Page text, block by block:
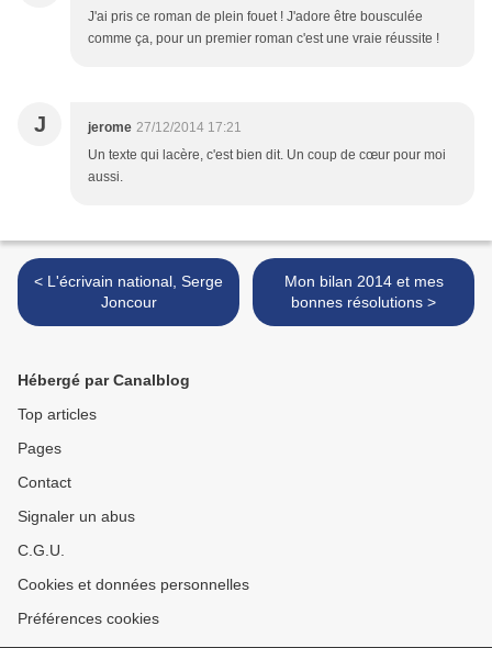
J'ai pris ce roman de plein fouet ! J'adore être bousculée
comme ça, pour un premier roman c'est une vraie réussite !
J jerome 27/12/2014 17:21
Un texte qui lacère, c'est bien dit. Un coup de cœur pour moi
aussi.
< L'écrivain national, Serge
Joncour
Mon bilan 2014 et mes
bonnes résolutions >
Hébergé par Canalblog
Top articles
Pages
Contact
Signaler un abus
C.G.U.
Cookies et données personnelles
Préférences cookies